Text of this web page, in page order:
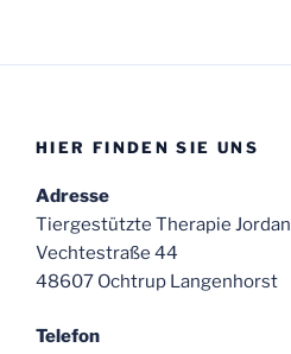
HIER FINDEN SIE UNS
Adresse
Tiergestützte Therapie Jordan
Vechtestraße 44
48607 Ochtrup Langenhorst
Telefon